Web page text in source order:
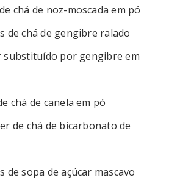
chá de noz-moscada em pó
de chá de gengibre ralado
substituído por gengibre em
chá de canela em pó
de chá de bicarbonato de
de sopa de açúcar mascavo